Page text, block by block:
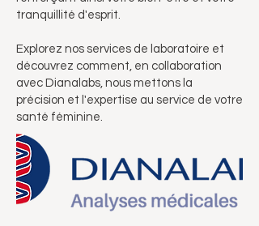
tranquillité d'esprit.
Explorez nos services de laboratoire et
découvrez comment, en collaboration
avec Dianalabs, nous mettons la
précision et l'expertise au service de votre
santé féminine.